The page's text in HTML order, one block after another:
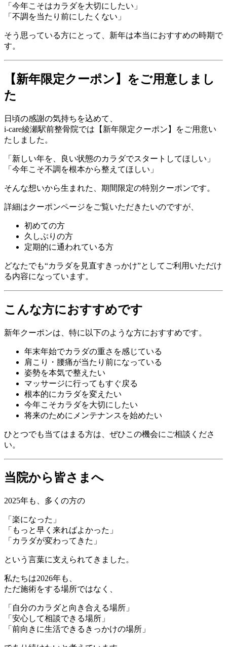
「今年こそはカラダを大切にしたい」
「不調を当たり前にしたくない」
そう思っている方にとって、新年は本当におすすめの時期で
す。
【新年限定クーポン】をご用意しまし
た
日頃の感謝の気持ちを込めて、
i-care綾瀬駅前整骨院では【新年限定クーポン】をご用意い
たしました。
「新しい年を、良い状態のカラダでスタートしてほしい」
「今年こそ不調を根本から整えてほしい」
そんな想いから生まれた、期間限定の特別クーポンです。
詳細はクーポンページをご覧いただきたいのですが、
初めての方
久しぶりの方
定期的に通われている方
どなたでも“カラダを見直すきっかけ”としてご利用いただけ
る内容になっています。
こんな方におすすめです
新年クーポンは、特に以下のような方におすすめです。
年末年始でカラダの重さを感じている
肩こり・腰痛が当たり前になっている
姿勢を本気で整えたい
マッサージに行ってもすぐ戻る
根本的にカラダを変えたい
今年こそカラダを大切にしたい
将来のためにメンテナンスを始めたい
ひとつでも当てはまる方は、ぜひこの機会にご相談くださ
い。
当院から皆さまへ
2025年も、多くの方の
「楽になった」
「もっと早く来ればよかった」
「カラダが変わってきた」
という言葉に支えられてきました。
私たちは2026年も、
ただ施術をする場所ではなく、
「自分のカラダと向き合える場所」
「安心して相談できる場所」
「前向きに生活できるきっかけの場所」